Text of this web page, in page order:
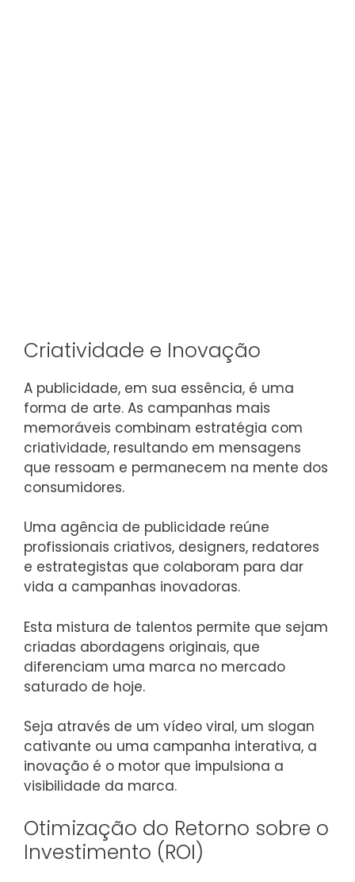
Criatividade e Inovação
A publicidade, em sua essência, é uma
forma de arte. As campanhas mais
memoráveis combinam estratégia com
criatividade, resultando em mensagens
que ressoam e permanecem na mente dos
consumidores.
Uma agência de publicidade reúne
profissionais criativos, designers, redatores
e estrategistas que colaboram para dar
vida a campanhas inovadoras.
Esta mistura de talentos permite que sejam
criadas abordagens originais, que
diferenciam uma marca no mercado
saturado de hoje.
Seja através de um vídeo viral, um slogan
cativante ou uma campanha interativa, a
inovação é o motor que impulsiona a
visibilidade da marca.
Otimização do Retorno sobre o
Investimento (ROI)